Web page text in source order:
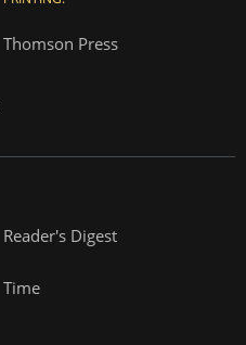
Thomson Press
Reader's Digest
Time